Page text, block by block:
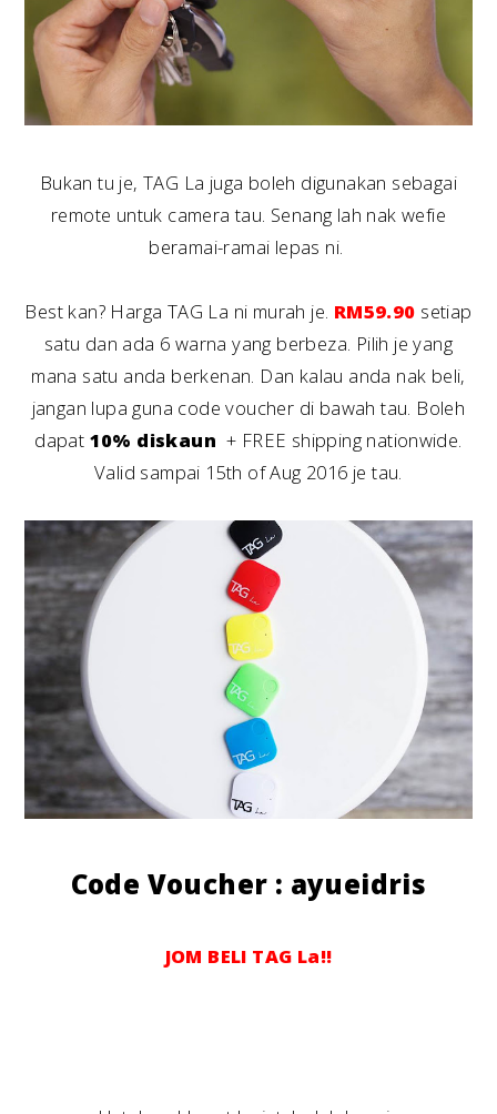
Bukan tu je, TAG La juga boleh digunakan sebagai
remote untuk camera tau. Senang lah nak wefie
beramai-ramai lepas ni.
Best kan? Harga TAG La ni murah je. RM59.90 setiap
satu dan ada 6 warna yang berbeza. Pilih je yang
mana satu anda berkenan. Dan kalau anda nak beli,
jangan lupa guna code voucher di bawah tau. Boleh
dapat 10% diskaun + FREE shipping nationwide.
Valid sampai 15th of Aug 2016 je tau.
Code Voucher : ayueidris
JOM BELI TAG La!!